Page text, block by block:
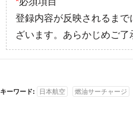
登録内容が反映されるま
ざいます。あらかじめご了
キーワード: 日本航空 燃油サーチャージ